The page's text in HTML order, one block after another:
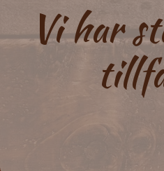
Vi har